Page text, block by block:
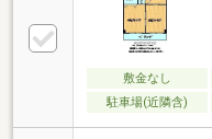
敷金なし
駐車場(近隣含)